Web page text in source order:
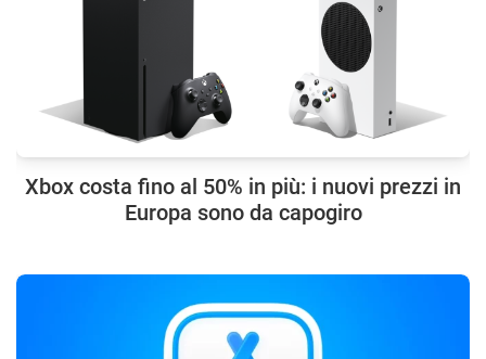
Xbox costa fino al 50% in più: i nuovi prezzi in
Europa sono da capogiro